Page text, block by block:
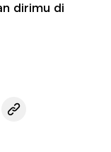
dirimu di